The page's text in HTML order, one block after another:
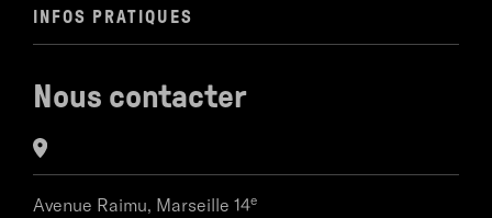
INFOS PRATIQUES
Nous contacter
Avenue Raimu, Marseille 14e